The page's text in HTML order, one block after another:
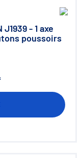
- 1 axe
poussoirs